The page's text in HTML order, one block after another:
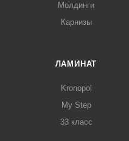
Молдинги
Карнизы
ЛАМИНАТ
Kronopol
My Step
33 класс